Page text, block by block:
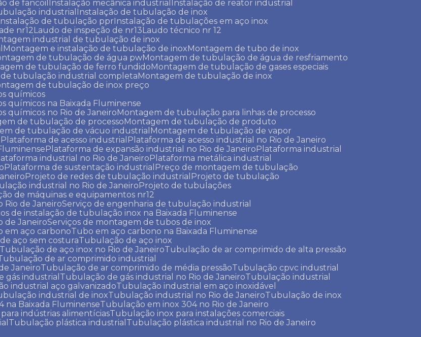
de fancoil Instalação mecânica industrial
Instalação de reator industrial
industrial
Instalação de tubulação de inox
Instalação de tubulação ppr Instalação de tubulações em aço inox
nr12 Laudo de inspeção de nr13 Laudo técnico nr 12
industrial de tubulação de inox
Montagem e instalação de tubulação de inox
Montagem de tubo de inox
de tubulação de água pw
Montagem de tubulação de água de resfriamento
de tubulação de ferro fundido
Montagem de tubulação de gases especiais
de tubulação industrial completa
Montagem de tubulação de inox
de tubulação de inox preço
químicos
químicos na Baixada Fluminense
químicos no Rio de Janeiro
Montagem de tubulação para linhas de processo
de tubulação de processo
Montagem de tubulação de produto
de tubulação de vácuo industrial
Montagem de tubulação de vapor
Plataforma de acesso industrial
Plataforma de acesso industrial no Rio de Janeiro
Plataforma de expansão industrial no Rio de Janeiro
Plataforma industrial
Plataforma industrial no Rio de Janeiro
Plataforma metálica industrial
Plataforma de sustentação industrial
Preço de montagem de tubulação
Projeto de redes de tubulação industrial
Projeto de tubulação
industrial no Rio de Janeiro
Projeto de tubulações
de máquinas e equipamentos nr12
Rio de Janeiro Serviço de engenharia de tubulação industrial
de instalação de tubulação inox na Baixada Fluminense
de Janeiro Serviços de montagem de tubos de inox
em aço carbono
Tubo em aço carbono na Baixada Fluminense
de aço sem costura
Tubulação de aço inox
Tubulação de aço inox no Rio de Janeiro
Tubulação de ar comprimido de alta pressão
Tubulação de ar comprimido industrial
Janeiro
Tubulação de ar comprimido de média pressão
Tubulação cpvc industrial
gás industrial Tubulação de gás industrial no Rio de Janeiro
Tubulação industrial
industrial aço galvanizado
Tubulação industrial em aço inoxidável
industrial de inox Tubulação industrial no Rio de Janeiro
Tubulação de inox
na Baixada Fluminense
Tubulação em inox 304 no Rio de Janeiro
para indústrias alimentícias
Tubulação inox para instalações comerciais
Tubulação plástica industrial
Tubulação plástica industrial no Rio de Janeiro